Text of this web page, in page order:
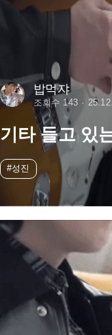
밥먹쟈
조회수 143
기타 들고 있
#성진